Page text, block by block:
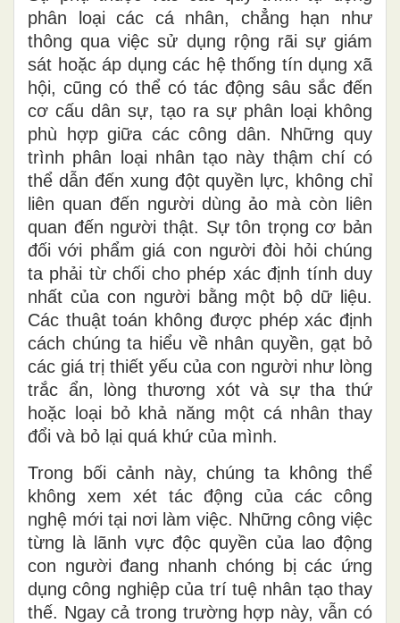
phân loại các cá nhân, chẳng hạn như
thông qua việc sử dụng rộng rãi sự giám
sát hoặc áp dụng các hệ thống tín dụng xã
hội, cũng có thể có tác động sâu sắc đến
cơ cấu dân sự, tạo ra sự phân loại không
phù hợp giữa các công dân. Những quy
trình phân loại nhân tạo này thậm chí có
thể dẫn đến xung đột quyền lực, không chỉ
liên quan đến người dùng ảo mà còn liên
quan đến người thật. Sự tôn trọng cơ bản
đối với phẩm giá con người đòi hỏi chúng
ta phải từ chối cho phép xác định tính duy
nhất của con người bằng một bộ dữ liệu.
Các thuật toán không được phép xác định
cách chúng ta hiểu về nhân quyền, gạt bỏ
các giá trị thiết yếu của con người như lòng
trắc ẩn, lòng thương xót và sự tha thứ
hoặc loại bỏ khả năng một cá nhân thay
đổi và bỏ lại quá khứ của mình.
Trong bối cảnh này, chúng ta không thể
không xem xét tác động của các công
nghệ mới tại nơi làm việc. Những công việc
từng là lãnh vực độc quyền của lao động
con người đang nhanh chóng bị các ứng
dụng công nghiệp của trí tuệ nhân tạo thay
thế. Ngay cả trong trường hợp này, vẫn có